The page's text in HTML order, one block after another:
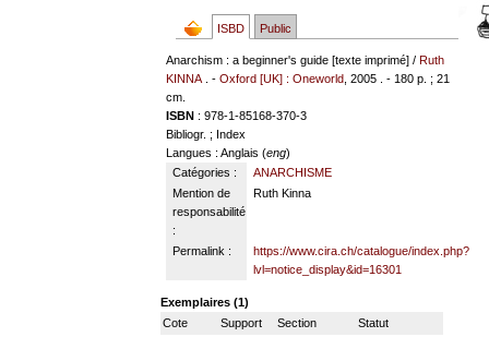
ISBD Public
Anarchism : a beginner's guide [texte imprimé] /Ruth
KINNA . -Oxford [UK] : Oneworld , 2005 . - 180 p. ; 21
cm.
ISBN : 978-1-85168-370-3
Bibliogr. ; Index
Langues : Anglais (eng)
Catégories :
ANARCHISME
Mention de
responsabilité
:
Ruth Kinna
Permalink :
https://www.cira.ch/catalogue/index.php?
lvl=notice_display&id=16301
Exemplaires (1)
Cote
Support Section
Statut